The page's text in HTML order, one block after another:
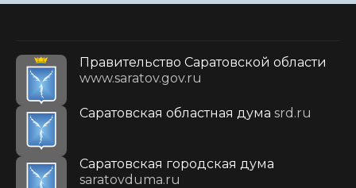
Правительство Саратовской области
www.saratov.gov.ru
Саратовская областная дума srd.ru
Саратовская городская дума
saratovduma.ru